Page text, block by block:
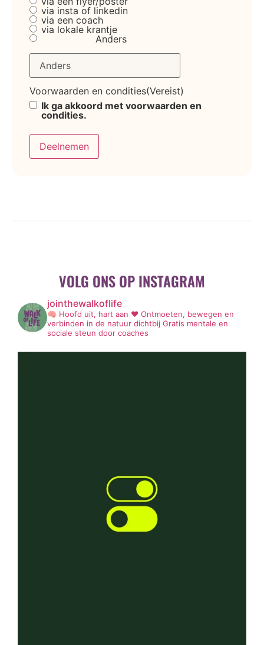
via insta of linkedin
via een coach
via lokale krantje
Anders
Voorwaarden en condities(Vereist)
Ik ga akkoord met voorwaarden en
condities.
Deelnemen
VOLG ONS OP INSTAGRAM
jointhewalkoflife
🧠 Hoofd uit, hart aan ❤️ Ontmoeten, bewegen en
verbinden in de natuur dichtbij Gratis mentale en
sociale steun door coaches